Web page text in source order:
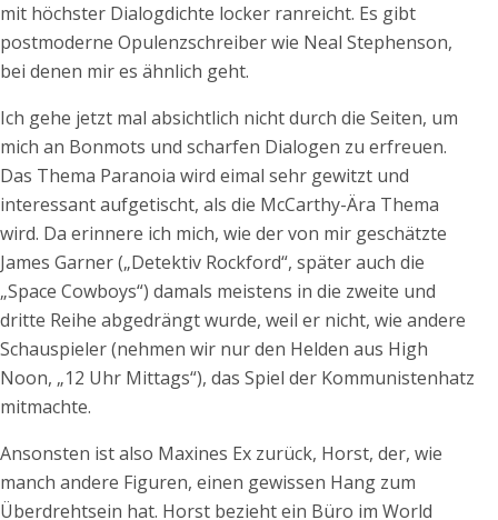
mit höchster Dialogdichte locker ranreicht. Es gibt
postmoderne Opulenzschreiber wie Neal Stephenson,
bei denen mir es ähnlich geht.
Ich gehe jetzt mal absichtlich nicht durch die Seiten, um
mich an Bonmots und scharfen Dialogen zu erfreuen.
Das Thema Paranoia wird eimal sehr gewitzt und
interessant aufgetischt, als die McCarthy-Ära Thema
wird. Da erinnere ich mich, wie der von mir geschätzte
James Garner („Detektiv Rockford“, später auch die
„Space Cowboys“) damals meistens in die zweite und
dritte Reihe abgedrängt wurde, weil er nicht, wie andere
Schauspieler (nehmen wir nur den Helden aus High
Noon, „12 Uhr Mittags“), das Spiel der Kommunistenhatz
mitmachte.
Ansonsten ist also Maxines Ex zurück, Horst, der, wie
manch andere Figuren, einen gewissen Hang zum
Überdrehtsein hat. Horst bezieht ein Büro im World